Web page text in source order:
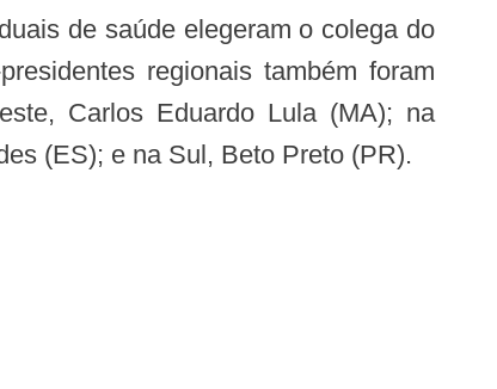
regionais também foram
Carlos Eduardo Lula (MA); na
(ES); e na Sul, Beto Preto (PR).